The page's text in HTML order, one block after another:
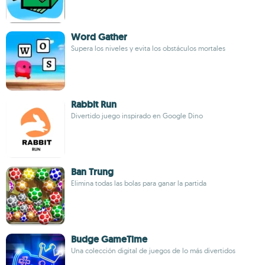
Word Gather
Supera los niveles y evita los obstáculos mortales
Rabbit Run
Divertido juego inspirado en Google Dino
Ban Trung
Elimina todas las bolas para ganar la partida
Budge GameTime
Una colección digital de juegos de lo más divertidos